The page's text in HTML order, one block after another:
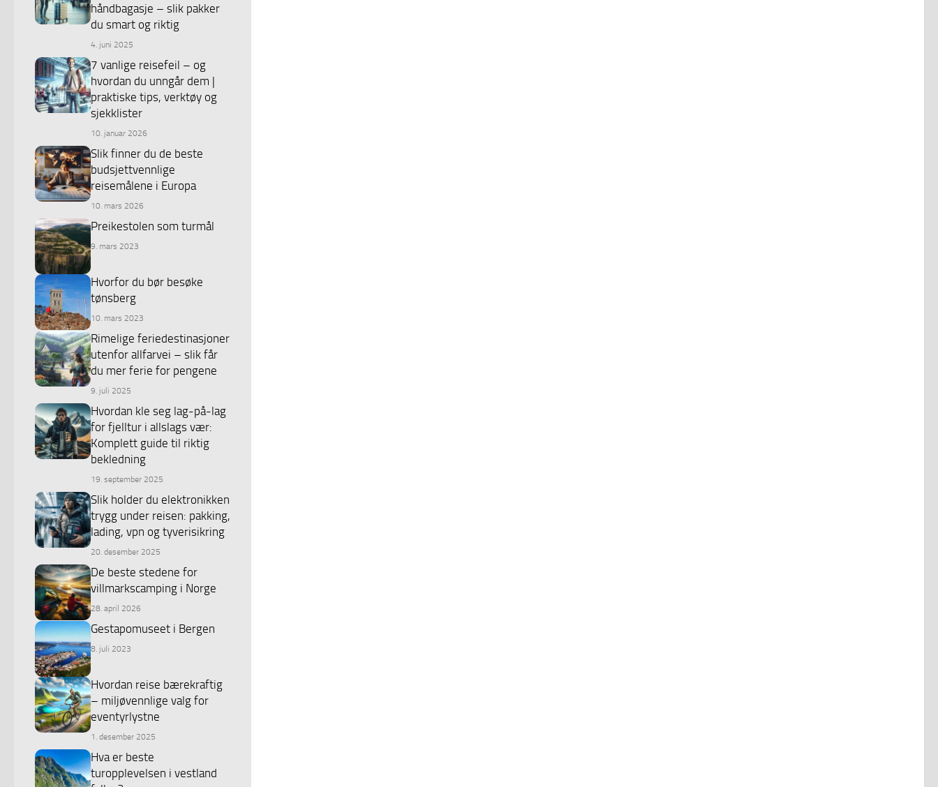
håndbagasje – slik pakker
du smart og riktig
4. juni 2025
7 vanlige reisefeil – og
hvordan du unngår dem |
praktiske tips, verktøy og
sjekklister
10. januar 2026
Slik finner du de beste
budsjettvennlige
reisemålene i Europa
10. mars 2026
Preikestolen som turmål
9. mars 2023
Hvorfor du bør besøke
tønsberg
10. mars 2023
Rimelige feriedestinasjoner
utenfor allfarvei – slik får
du mer ferie for pengene
9. juli 2025
Hvordan kle seg lag-på-lag
for fjelltur i allslags vær:
Komplett guide til riktig
bekledning
19. september 2025
Slik holder du elektronikken
trygg under reisen: pakking,
lading, vpn og tyverisikring
20. desember 2025
De beste stedene for
villmarkscamping i Norge
28. april 2026
Gestapomuseet i Bergen
8. juli 2023
Hvordan reise bærekraftig
– miljøvennlige valg for
eventyrlystne
1. desember 2025
Hva er beste
turopplevelsen i vestland